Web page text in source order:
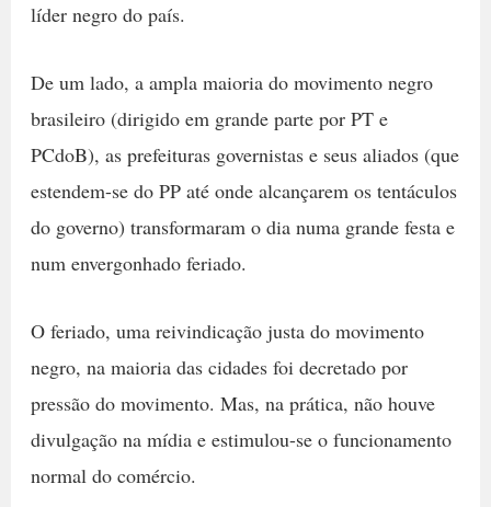
líder negro do país.
De um lado, a ampla maioria do movimento negro
brasileiro (dirigido em grande parte por PT e
PCdoB), as prefeituras governistas e seus aliados (que
estendem-se do PP até onde alcançarem os tentáculos
do governo) transformaram o dia numa grande festa e
num envergonhado feriado.
O feriado, uma reivindicação justa do movimento
negro, na maioria das cidades foi decretado por
pressão do movimento. Mas, na prática, não houve
divulgação na mídia e estimulou-se o funcionamento
normal do comércio.